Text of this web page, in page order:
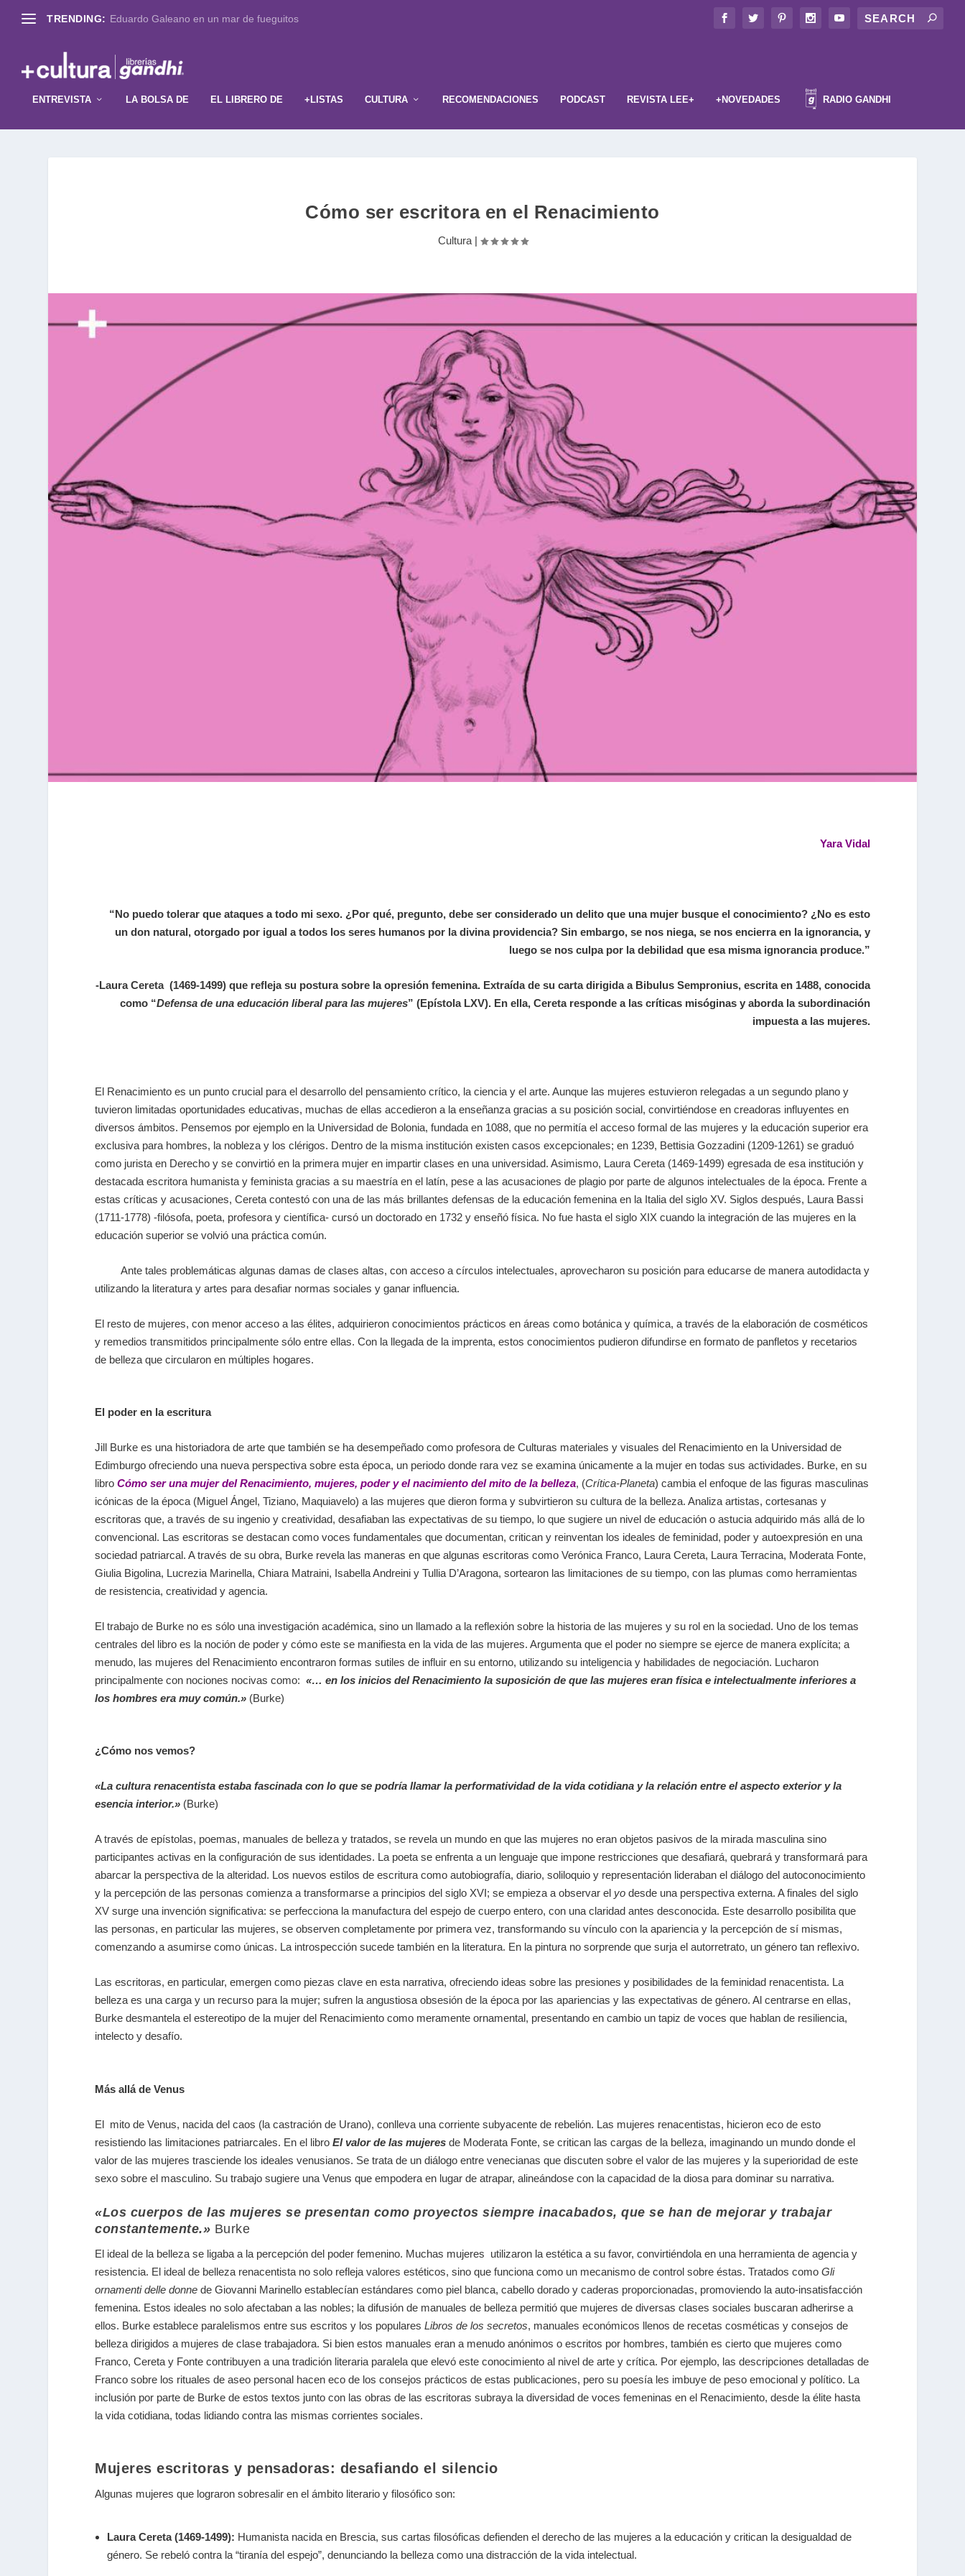
TRENDING: Eduardo Galeano en un mar de fueguitos
ENTREVISTA LA BOLSA DE EL LIBRERO DE +LISTAS CULTURA RECOMENDACIONES PODCAST REVISTA LEE+ +NOVEDADES RADIO GANDHI
Cómo ser escritora en el Renacimiento
Cultura|
Yara Vidal
“No puedo tolerar que ataques a todo mi sexo. ¿Por qué, pregunto, debe ser considerado un delito que una mujer busque el conocimiento? ¿No es esto
un don natural, otorgado por igual a todos los seres humanos por la divina providencia? Sin embargo, se nos niega, se nos encierra en la ignorancia, y
luego se nos culpa por la debilidad que esa misma ignorancia produce.”
-Laura Cereta (1469-1499) que refleja su postura sobre la opresión femenina. Extraída de su carta dirigida a Bibulus Sempronius, escrita en 1488, conocida
como “Defensa de una educación liberal para las mujeres” (Epístola LXV). En ella, Cereta responde a las críticas misóginas y aborda la subordinación
impuesta a las mujeres.
El Renacimiento es un punto crucial para el desarrollo del pensamiento crítico, la ciencia y el arte. Aunque las mujeres estuvieron relegadas a un segundo plano y
tuvieron limitadas oportunidades educativas, muchas de ellas accedieron a la enseñanza gracias a su posición social, convirtiéndose en creadoras influyentes en
diversos ámbitos. Pensemos por ejemplo en la Universidad de Bolonia, fundada en 1088, que no permitía el acceso formal de las mujeres y la educación superior era
exclusiva para hombres, la nobleza y los clérigos. Dentro de la misma institución existen casos excepcionales; en 1239, Bettisia Gozzadini (1209-1261) se graduó
como jurista en Derecho y se convirtió en la primera mujer en impartir clases en una universidad. Asimismo, Laura Cereta (1469-1499) egresada de esa institución y
destacada escritora humanista y feminista gracias a su maestría en el latín, pese a las acusaciones de plagio por parte de algunos intelectuales de la época. Frente a
estas críticas y acusaciones, Cereta contestó con una de las más brillantes defensas de la educación femenina en la Italia del siglo XV. Siglos después, Laura Bassi
(1711-1778) -filósofa, poeta, profesora y científica- cursó un doctorado en 1732 y enseñó física. No fue hasta el siglo XIX cuando la integración de las mujeres en la
educación superior se volvió una práctica común.
Ante tales problemáticas algunas damas de clases altas, con acceso a círculos intelectuales, aprovecharon su posición para educarse de manera autodidacta y
utilizando la literatura y artes para desafiar normas sociales y ganar influencia.
El resto de mujeres, con menor acceso a las élites, adquirieron conocimientos prácticos en áreas como botánica y química, a través de la elaboración de cosméticos
y remedios transmitidos principalmente sólo entre ellas. Con la llegada de la imprenta, estos conocimientos pudieron difundirse en formato de panfletos y recetarios
de belleza que circularon en múltiples hogares.
El poder en la escritura
Jill Burke es una historiadora de arte que también se ha desempeñado como profesora de Culturas materiales y visuales del Renacimiento en la Universidad de
Edimburgo ofreciendo una nueva perspectiva sobre esta época, un periodo donde rara vez se examina únicamente a la mujer en todas sus actividades. Burke, en su
libro Cómo ser una mujer del Renacimiento, mujeres, poder y el nacimiento del mito de la belleza, (Crítica-Planeta) cambia el enfoque de las figuras masculinas
icónicas de la época (Miguel Ángel, Tiziano, Maquiavelo) a las mujeres que dieron forma y subvirtieron su cultura de la belleza. Analiza artistas, cortesanas y
escritoras que, a través de su ingenio y creatividad, desafiaban las expectativas de su tiempo, lo que sugiere un nivel de educación o astucia adquirido más allá de lo
convencional. Las escritoras se destacan como voces fundamentales que documentan, critican y reinventan los ideales de feminidad, poder y autoexpresión en una
sociedad patriarcal. A través de su obra, Burke revela las maneras en que algunas escritoras como Verónica Franco, Laura Cereta, Laura Terracina, Moderata Fonte,
Giulia Bigolina, Lucrezia Marinella, Chiara Matraini, Isabella Andreini y Tullia D’Aragona, sortearon las limitaciones de su tiempo, con las plumas como herramientas
de resistencia, creatividad y agencia.
El trabajo de Burke no es sólo una investigación académica, sino un llamado a la reflexión sobre la historia de las mujeres y su rol en la sociedad. Uno de los temas
centrales del libro es la noción de poder y cómo este se manifiesta en la vida de las mujeres. Argumenta que el poder no siempre se ejerce de manera explícita; a
menudo, las mujeres del Renacimiento encontraron formas sutiles de influir en su entorno, utilizando su inteligencia y habilidades de negociación. Lucharon
principalmente con nociones nocivas como: «… en los inicios del Renacimiento la suposición de que las mujeres eran física e intelectualmente inferiores a
los hombres era muy común.» (Burke)
¿Cómo nos vemos?
«La cultura renacentista estaba fascinada con lo que se podría llamar la performatividad de la vida cotidiana y la relación entre el aspecto exterior y la
esencia interior.» (Burke)
A través de epístolas, poemas, manuales de belleza y tratados, se revela un mundo en que las mujeres no eran objetos pasivos de la mirada masculina sino
participantes activas en la configuración de sus identidades. La poeta se enfrenta a un lenguaje que impone restricciones que desafiará, quebrará y transformará para
abarcar la perspectiva de la alteridad. Los nuevos estilos de escritura como autobiografía, diario, soliloquio y representación lideraban el diálogo del autoconocimiento
y la percepción de las personas comienza a transformarse a principios del siglo XVI; se empieza a observar el yo desde una perspectiva externa. A finales del siglo
XV surge una invención significativa: se perfecciona la manufactura del espejo de cuerpo entero, con una claridad antes desconocida. Este desarrollo posibilita que
las personas, en particular las mujeres, se observen completamente por primera vez, transformando su vínculo con la apariencia y la percepción de sí mismas,
comenzando a asumirse como únicas. La introspección sucede también en la literatura. En la pintura no sorprende que surja el autorretrato, un género tan reflexivo.
Las escritoras, en particular, emergen como piezas clave en esta narrativa, ofreciendo ideas sobre las presiones y posibilidades de la feminidad renacentista. La
belleza es una carga y un recurso para la mujer; sufren la angustiosa obsesión de la época por las apariencias y las expectativas de género. Al centrarse en ellas,
Burke desmantela el estereotipo de la mujer del Renacimiento como meramente ornamental, presentando en cambio un tapiz de voces que hablan de resiliencia,
intelecto y desafío.
Más allá de Venus
El mito de Venus, nacida del caos (la castración de Urano), conlleva una corriente subyacente de rebelión. Las mujeres renacentistas, hicieron eco de esto
resistiendo las limitaciones patriarcales. En el libro El valor de las mujeres de Moderata Fonte, se critican las cargas de la belleza, imaginando un mundo donde el
valor de las mujeres trasciende los ideales venusianos. Se trata de un diálogo entre venecianas que discuten sobre el valor de las mujeres y la superioridad de este
sexo sobre el masculino. Su trabajo sugiere una Venus que empodera en lugar de atrapar, alineándose con la capacidad de la diosa para dominar su narrativa.
«Los cuerpos de las mujeres se presentan como proyectos siempre inacabados, que se han de mejorar y trabajar
constantemente.» Burke
El ideal de la belleza se ligaba a la percepción del poder femenino. Muchas mujeres utilizaron la estética a su favor, convirtiéndola en una herramienta de agencia y
resistencia. El ideal de belleza renacentista no solo refleja valores estéticos, sino que funciona como un mecanismo de control sobre éstas. Tratados como Gli
ornamenti delle donne de Giovanni Marinello establecían estándares como piel blanca, cabello dorado y caderas proporcionadas, promoviendo la auto-insatisfacción
femenina. Estos ideales no solo afectaban a las nobles; la difusión de manuales de belleza permitió que mujeres de diversas clases sociales buscaran adherirse a
ellos. Burke establece paralelismos entre sus escritos y los populares Libros de los secretos, manuales económicos llenos de recetas cosméticas y consejos de
belleza dirigidos a mujeres de clase trabajadora. Si bien estos manuales eran a menudo anónimos o escritos por hombres, también es cierto que mujeres como
Franco, Cereta y Fonte contribuyen a una tradición literaria paralela que elevó este conocimiento al nivel de arte y crítica. Por ejemplo, las descripciones detalladas de
Franco sobre los rituales de aseo personal hacen eco de los consejos prácticos de estas publicaciones, pero su poesía les imbuye de peso emocional y político. La
inclusión por parte de Burke de estos textos junto con las obras de las escritoras subraya la diversidad de voces femeninas en el Renacimiento, desde la élite hasta
la vida cotidiana, todas lidiando contra las mismas corrientes sociales.
Mujeres escritoras y pensadoras: desafiando el silencio
Algunas mujeres que lograron sobresalir en el ámbito literario y filosófico son:
Laura Cereta (1469-1499): Humanista nacida en Brescia, sus cartas filosóficas defienden el derecho de las mujeres a la educación y critican la desigualdad de
género. Se rebeló contra la “tiranía del espejo”, denunciando la belleza como una distracción de la vida intelectual.